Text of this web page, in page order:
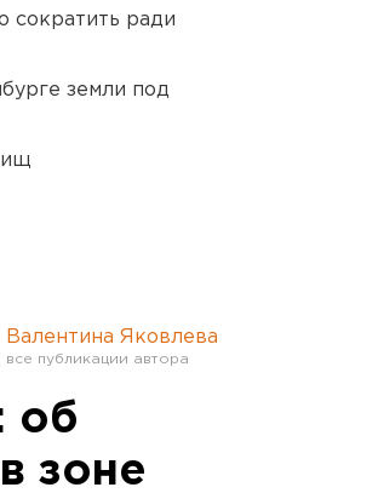
сократить ради
земли под
Валентина Яковлева
об
зоне